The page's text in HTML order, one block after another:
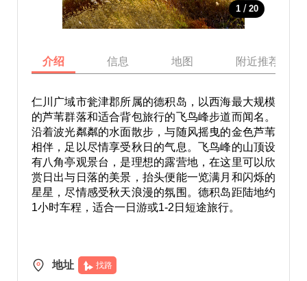
1 / 20
介绍 信息 地图 附近推荐景点
仁川广域市瓮津郡所属的德积岛，以西海最大规模
的芦苇群落和适合背包旅行的飞鸟峰步道而闻名。
沿着波光粼粼的水面散步，与随风摇曳的金色芦苇
相伴，足以尽情享受秋日的气息。飞鸟峰的山顶设
有八角亭观景台，是理想的露营地，在这里可以欣
赏日出与日落的美景，抬头便能一览满月和闪烁的
星星，尽情感受秋天浪漫的氛围。德积岛距陆地约
1小时车程，适合一日游或1-2日短途旅行。
地址 找路